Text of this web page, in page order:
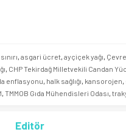
asgari ücret ayçiçek yağı
CHP Tekirdağ Milletvekili Candan
enflasyonu halk sağlığı kansorojen
TMMOB Gıda Mühendisleri Odası
Editör